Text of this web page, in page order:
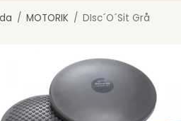
/ MOTORIK / DIsc´O´Sit Grå